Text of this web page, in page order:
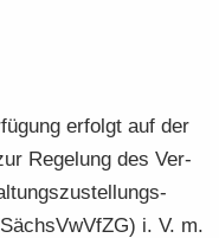
er­folgt auf der
Re­ge­lung des Ver­
i. V. m.